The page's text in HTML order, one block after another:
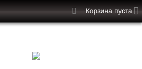
Корзина пуста